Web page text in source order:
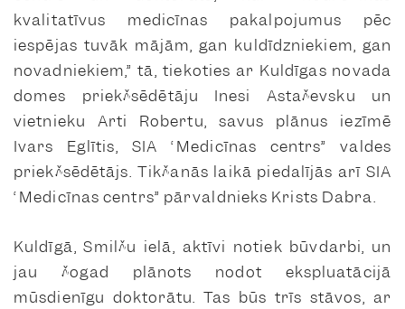
kvalitatīvus medicīnas pakalpojumus pēc
iespējas tuvāk mājām, gan kuldīdzniekiem, gan
novadniekiem,” tā, tiekoties ar Kuldīgas novada
domes priekšsēdētāju Inesi Astaševsku un
vietnieku Arti Robertu, savus plānus iezīmē
Ivars Eglītis, SIA “Medicīnas centrs” valdes
priekšsēdētājs. Tikšanās laikā piedalījās arī SIA
“Medicīnas centrs” pārvaldnieks Krists Dabra.
Kuldīgā, Smilšu ielā, aktīvi notiek būvdarbi, un
jau šogad plānots nodot ekspluatācijā
mūsdienīgu doktorātu. Tas būs trīs stāvos, ar